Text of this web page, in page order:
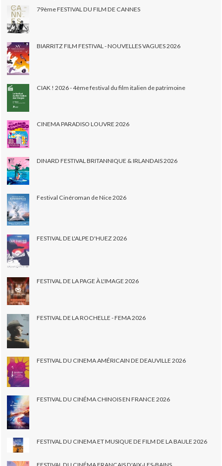
79ème FESTIVAL DU FILM DE CANNES
BIARRITZ FILM FESTIVAL - NOUVELLES VAGUES 2026
CIAK ! 2026 - 4ème festival du film italien de patrimoine
CINEMA PARADISO LOUVRE 2026
DINARD FESTIVAL BRITANNIQUE & IRLANDAIS 2026
Festival Cinéroman de Nice 2026
FESTIVAL DE L'ALPE D'HUEZ 2026
FESTIVAL DE LA PAGE À L'IMAGE 2026
FESTIVAL DE LA ROCHELLE - FEMA 2026
FESTIVAL DU CINEMA AMÉRICAIN DE DEAUVILLE 2026
FESTIVAL DU CINÉMA CHINOIS EN FRANCE 2026
FESTIVAL DU CINEMA ET MUSIQUE DE FILM DE LA BAULE 2026